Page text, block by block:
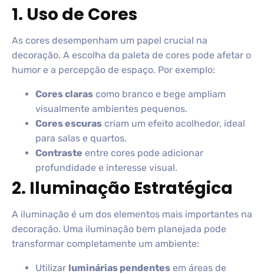
1. Uso de Cores
As cores desempenham um papel crucial na
decoração. A escolha da paleta de cores pode afetar o
humor e a percepção de espaço. Por exemplo:
Cores claras como branco e bege ampliam
visualmente ambientes pequenos.
Cores escuras criam um efeito acolhedor, ideal
para salas e quartos.
Contraste entre cores pode adicionar
profundidade e interesse visual.
2. Iluminação Estratégica
A iluminação é um dos elementos mais importantes na
decoração. Uma iluminação bem planejada pode
transformar completamente um ambiente:
Utilizar luminárias pendentes em áreas de